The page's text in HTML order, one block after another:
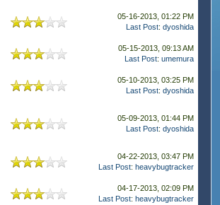
05-16-2013, 01:22 PM
Last Post: dyoshida
05-15-2013, 09:13 AM
Last Post: umemura
05-10-2013, 03:25 PM
Last Post: dyoshida
05-09-2013, 01:44 PM
Last Post: dyoshida
04-22-2013, 03:47 PM
Last Post: heavybugtracker
04-17-2013, 02:09 PM
Last Post: heavybugtracker